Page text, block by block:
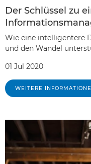
Der Schlüssel zu
Wie eine intelligentere
und den Wandel
01 Jul 2020
WEITERE